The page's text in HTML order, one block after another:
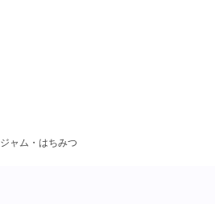
ジャム・はちみつ